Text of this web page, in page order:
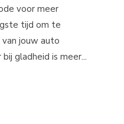
voor meer
tijd om te
jouw auto
gladheid is meer...